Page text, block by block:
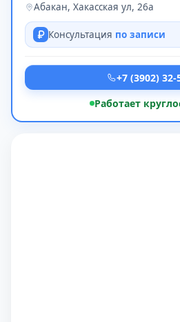
Абакан, Хакасская ул, 26а
Консультация по записи
+7 (3902) 32-
Работает